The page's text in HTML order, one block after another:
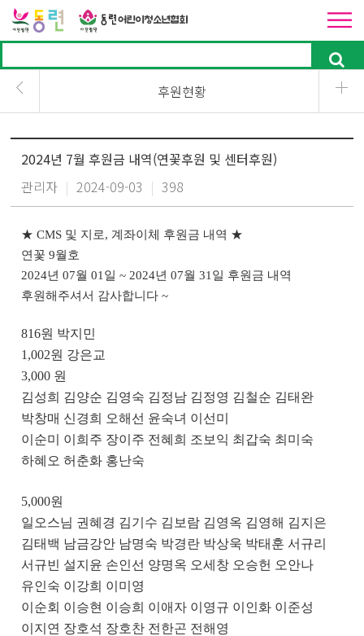
후원현황
2024년 7월 후원금 내역(연꽃후원 및 센터후원)
관리자 | 2024-09-03 | 398
★CMS 및 지로, 계좌이체 후원금 내역 ★
연꽃9월호
2024년07월01 일~ 2024년07월31 일 후원금 내역
후원해주셔서 감사합니다~
816원 박지민
1,002원 강은교
3,000 원
김성희 김양순 김영숙 김정남 김정영 김철순 김태완
박창매 신경희 오해선 윤숙녀 이선미
이순미 이희주 장이주 전혜희 조보익 최갑숙 최미숙
하혜오 허춘화 홍난숙
5,000원
일오스님 권혜경 김기수 김보람 김영옥 김영해 김지은
김태백 남금강안 남명숙 박경란 박상욱 박태훈 서규리
서규빈 설지윤 손인선 양명옥 오세창 오승헌 오안나
유인숙 이강희 이미영
이순회 이승현 이승희 이애자 이영규 이인화 이준성
이지연 장호석 장호찬 전한곤 전해영